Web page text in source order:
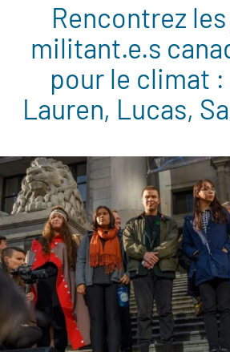
Rencontrez
militant.e.s
pour le climat
Lauren, Lucas,